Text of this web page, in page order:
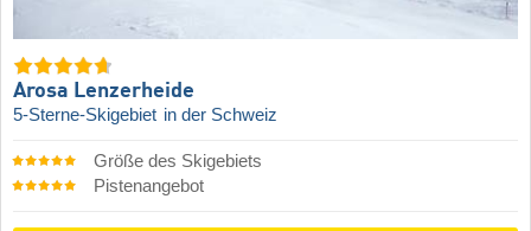
Arosa Lenzerheide
5-Sterne-Skigebiet in der Schweiz
Größe des Skigebiets
Pistenangebot